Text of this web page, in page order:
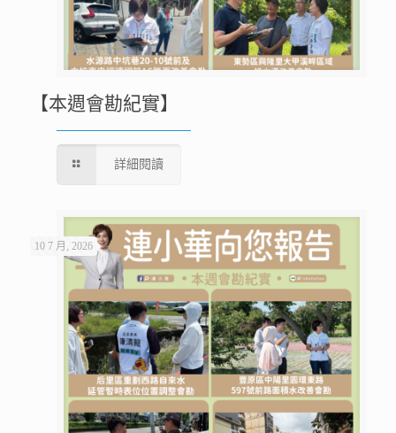
【本週會勘紀實】
詳細閱讀
10 7 月, 2026